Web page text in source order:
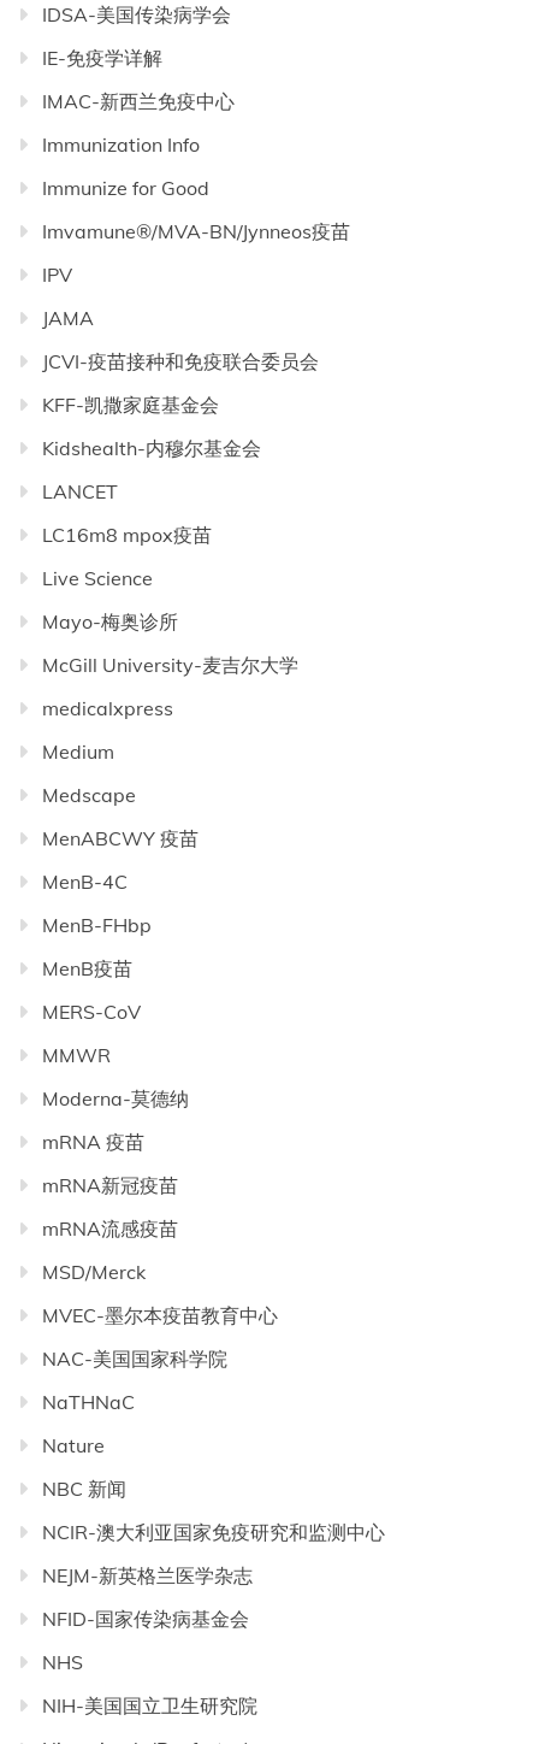
IDSA-美国传染病学会
IE-免疫学详解
IMAC-新西兰免疫中心
Immunization Info
Immunize for Good
Imvamune®/MVA-BN/Jynneos疫苗
IPV
JAMA
JCVI-疫苗接种和免疫联合委员会
KFF-凯撒家庭基金会
Kidshealth-内穆尔基金会
LANCET
LC16m8 mpox疫苗
Live Science
Mayo-梅奥诊所
McGill University-麦吉尔大学
medicalxpress
Medium
Medscape
MenABCWY 疫苗
MenB-4C
MenB-FHbp
MenB疫苗
MERS-CoV
MMWR
Moderna-莫德纳
mRNA 疫苗
mRNA新冠疫苗
mRNA流感疫苗
MSD/Merck
MVEC-墨尔本疫苗教育中心
NAC-美国国家科学院
NaTHNaC
Nature
NBC 新闻
NCIR-澳大利亚国家免疫研究和监测中心
NEJM-新英格兰医学杂志
NFID-国家传染病基金会
NHS
NIH-美国国立卫生研究院